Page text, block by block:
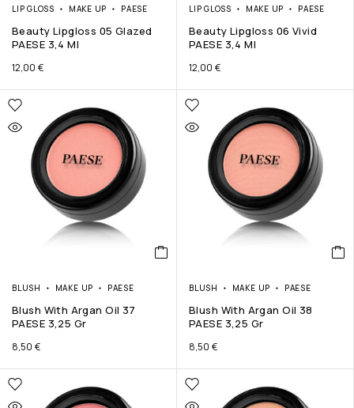
LIP GLOSS MAKE UP PAESE
Beauty Lipgloss 05 Glazed
PAESE 3,4 Ml
12,00 €
LIP GLOSS MAKE UP PAESE
Beauty Lipgloss 06 Vivid
PAESE 3,4 Ml
12,00 €
BLUSH MAKE UP PAESE
Blush With Argan Oil 37
PAESE 3,25 Gr
8,50 €
BLUSH MAKE UP PAESE
Blush With Argan Oil 38
PAESE 3,25 Gr
8,50 €